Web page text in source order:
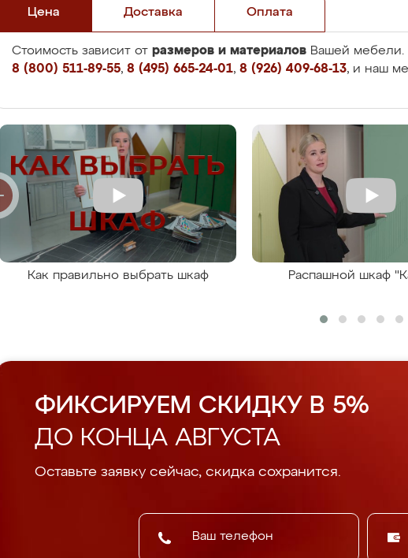
Цена Доставка Оплата
Стоимость зависит от размеров и материалов Вашей мебели.
8 (800) 511-89-55, 8 (495) 665-24-01, 8 (926) 409-68-13, и наш
Как правильно выбрать шкаф Распашной шкаф
ФИКСИРУЕМ СКИДКУ В 5%
ДО КОНЦА АВГУСТА
Оставьте заявку сейчас, скидка сохранится.